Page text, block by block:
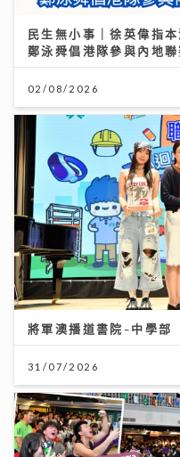
民生無小事｜徐英偉指
鄭泳舜倡港隊參與內地
02/08/2026
將軍澳播道書院-中學部
31/07/2026